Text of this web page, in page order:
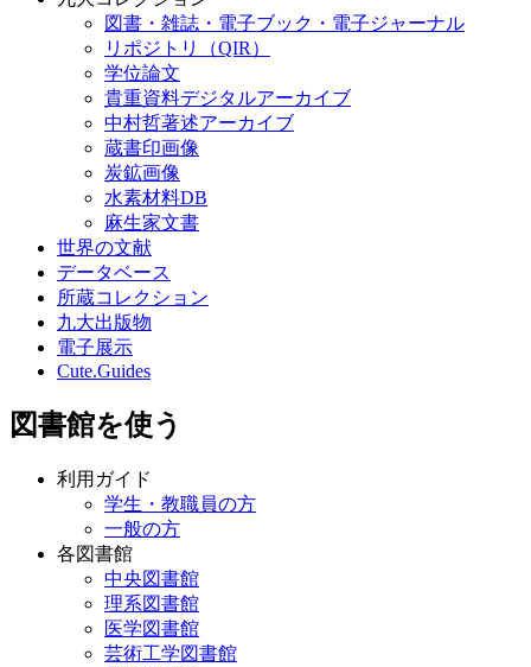
図書・雑誌・電子ブック・電子ジャーナル
リポジトリ（QIR）
学位論文
貴重資料デジタルアーカイブ
中村哲著述アーカイブ
蔵書印画像
炭鉱画像
水素材料DB
麻生家文書
世界の文献
データベース
所蔵コレクション
九大出版物
電子展示
Cute.Guides
図書館を使う
利用ガイド
学生・教職員の方
一般の方
各図書館
中央図書館
理系図書館
医学図書館
芸術工学図書館